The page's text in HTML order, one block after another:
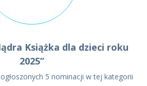
Książka dla dzieci roku
2025”
5 nominacji w tej kategorii